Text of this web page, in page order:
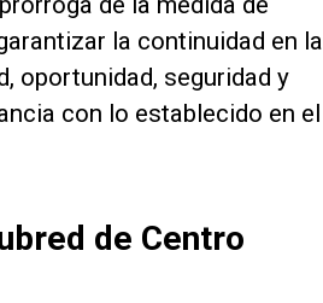
la continuidad en la
oportunidad, seguridad y
con lo establecido en el
de Centro